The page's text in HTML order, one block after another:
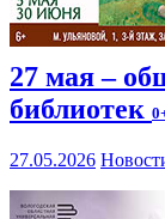
27 мая –
библиотек
27.05.2026